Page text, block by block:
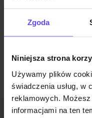
Zgoda
Niniejsza strona
Używamy plików
świadczenia usług, w
reklamowych.
informacjami na ten
Skład i wymiary